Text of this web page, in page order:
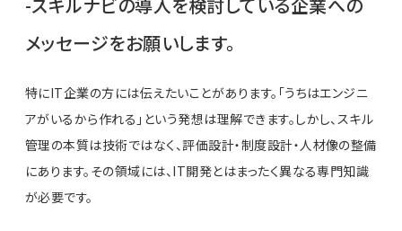
-スキルナビの導入を検討している企業への
メッセージをお願いします。
特にIT企業の方には伝えたいことがあります。「うちはエンジニ
アがいるから作れる」という発想は理解できます。しかし、スキル
管理の本質は技術ではなく、評価設計・制度設計・人材像の整備
にあります。その領域には、IT開発とはまったく異なる専門知識
が必要です。